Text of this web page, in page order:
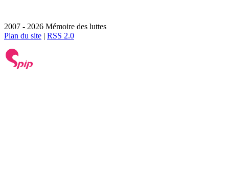
2007 - 2026 Mémoire des luttes
Plan du site | RSS 2.0